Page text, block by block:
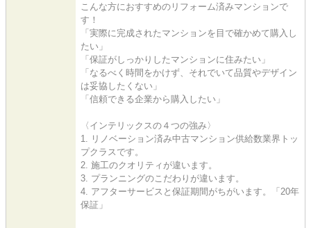
こんな方におすすめのリフォーム済みマンションで
す！
「実際に完成されたマンションを目で確かめて購入し
たい」
「保証がしっかりしたマンションに住みたい」
「なるべく時間をかけず、それでいて品質やデザイン
は妥協したくない」
「信頼できる企業から購入したい」
〈インテリックスの４つの強み〉
1. リノベーション済み中古マンション供給数業界トッ
プクラスです。
2. 施工のクオリティが違います。
3. プランニングのこだわりが違います。
4. アフターサービスと保証期間がちがいます。「20年
保証」